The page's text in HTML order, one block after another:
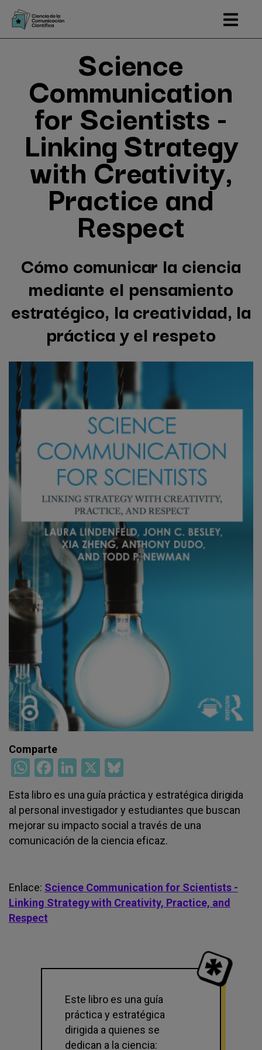
Pasar
contenido
Science
Communication
for Scientists -
Linking Strategy
with Creativity,
Practice and
Respect
Cómo comunicar la ciencia
mediante el pensamiento
estratégico, la creatividad, la
práctica y el respeto
WhatsApp
Facebook
LinkedIn
X
Esta libro es una guía práctica y estratégica dirigida
al personal investigador y estudiantes que buscan
mejorar su impacto social a través de una
comunicación de la ciencia eficaz.
Enlace: Science Communication for Scientists -
Linking Strategy with Creativity, Practice, and
Respect
Este libro es una guía
práctica y estratégica
dirigida a quienes se
dedican a la ciencia: